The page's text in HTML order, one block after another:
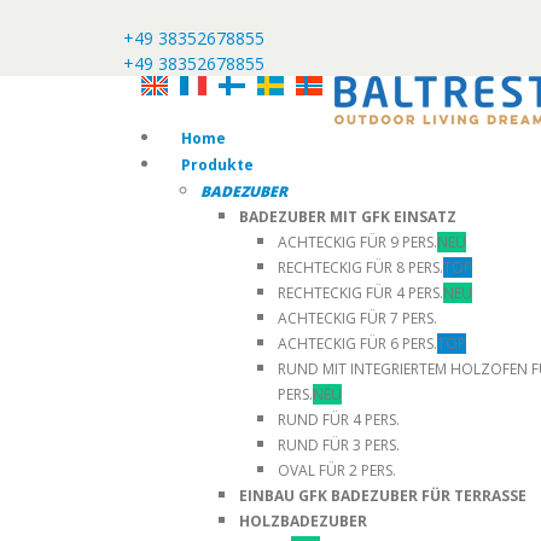
+49 38352678855
+49 38352678855
Home
Produkte
BADEZUBER
BADEZUBER MIT GFK EINSATZ
ACHTECKIG FÜR 9 PERS.NEU
RECHTECKIG FÜR 8 PERS.TOP
RECHTECKIG FÜR 4 PERS.NEU
ACHTECKIG FÜR 7 PERS.
ACHTECKIG FÜR 6 PERS.TOP
RUND MIT INTEGRIERTEM HOLZOFEN
PERS.NEU
RUND FÜR 4 PERS.
RUND FÜR 3 PERS.
OVAL FÜR 2 PERS.
EINBAU GFK BADEZUBER FÜR TERRASSE
HOLZBADEZUBER